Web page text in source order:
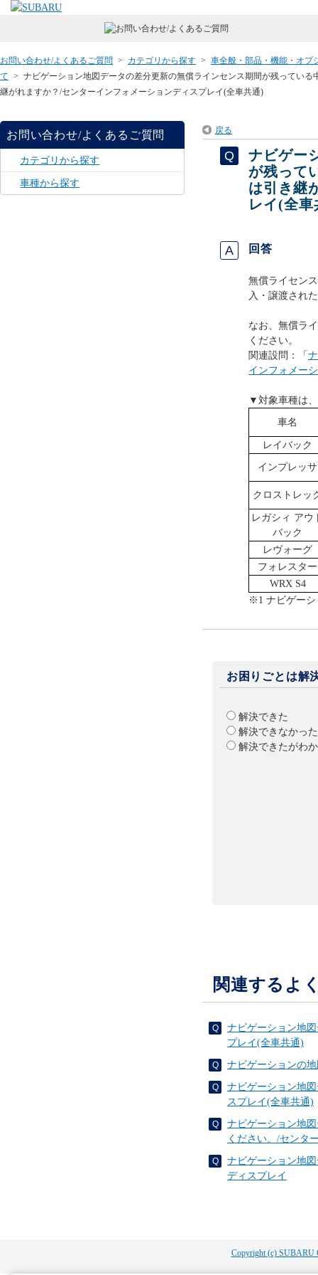
お問い合わせ/よくあるご質問 > カテゴリから探す > 車全般・部品・機能・オプ
て > ナビゲーション地図データの差分更新の無償ラインセンス期間が残ってい
継がれますか？/センターインフォメーションディスプレイ(全車共通)
お問い合わせ/よくあるご質問
カテゴリから探す
車種から探す
戻る
ナビゲー
が残って
は引き継
レイ(全車
回答
無償ライセン
入・譲渡され
なお、無償ラ
ください。
関連設問：「
インフォメー
▼対象車種は
車名
レイバック
インプレッサ
クロストレッ
レガシィ アウ
バック
レヴォーグ
フォレスター
WRX S4
※1 ナビゲーシ
お困りごとは解
解決できた
解決できなかった
解決できたがわ
関連するよ
ナビゲーション地
プレイ(全車共通)
ナビゲーションの
ナビゲーション地
スプレイ(全車共通)
ナビゲーション地
ください。/センタ
ナビゲーション地
ディスプレイ
Copyright (c) SUBARU